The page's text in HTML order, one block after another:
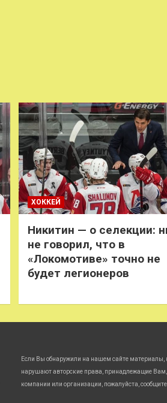
ХОККЕЙ
Никитин — о селекции:
не говорил, что в
«Локомотиве» точно не
будет легионеров
Если Вы обнаружили на нашем сайте материалы,
нарушают авторские права, принадлежащие
компании или организации, пожалуйста,